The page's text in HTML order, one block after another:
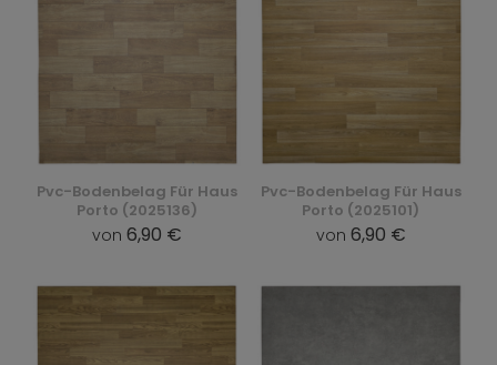
Pvc-Bodenbelag Für Haus
Porto (2025136)
von 6,90 €
Pvc-Bodenbelag Für Haus
Porto (2025101)
von 6,90 €